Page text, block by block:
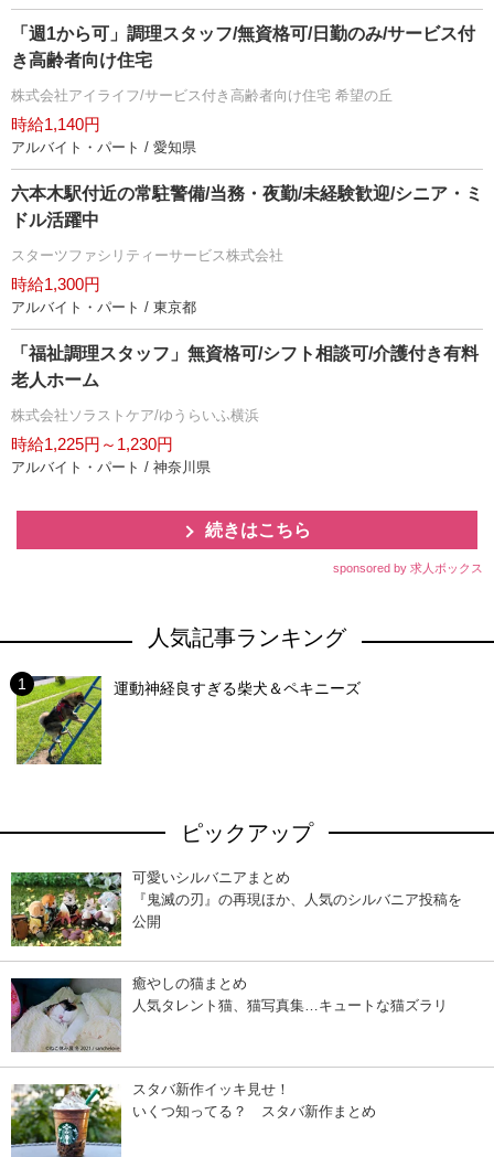
「週1から可」調理スタッフ/無資格可/日勤のみ/サービス付
き高齢者向け住宅
株式会社アイライフ/サービス付き高齢者向け住宅 希望の丘
時給1,140円
アルバイト・パート / 愛知県
六本木駅付近の常駐警備/当務・夜勤/未経験歓迎/シニア・ミ
ドル活躍中
スターツファシリティーサービス株式会社
時給1,300円
アルバイト・パート / 東京都
「福祉調理スタッフ」無資格可/シフト相談可/介護付き有料
老人ホーム
株式会社ソラストケア/ゆうらいふ横浜
時給1,225円～1,230円
アルバイト・パート / 神奈川県
続きはこちら
sponsored by 求人ボックス
人気記事ランキング
運動神経良すぎる柴犬＆ペキニーズ
ピックアップ
可愛いシルバニアまとめ
『鬼滅の刃』の再現ほか、人気のシルバニア投稿を
公開
癒やしの猫まとめ
人気タレント猫、猫写真集…キュートな猫ズラリ
スタバ新作イッキ見せ！
いくつ知ってる？ スタバ新作まとめ